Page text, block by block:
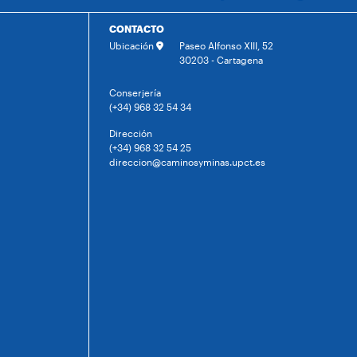
CONTACTO
Ubicación
Paseo Alfonso XIII, 52
30203 - Cartagena
Conserjería
(+34) 968 32 54 34
Dirección
(+34) 968 32 54 25
direccion@caminosyminas.upct.es